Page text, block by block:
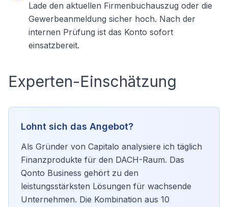
Lade den aktuellen Firmenbuchauszug oder die
Gewerbeanmeldung sicher hoch. Nach der
internen Prüfung ist das Konto sofort
einsatzbereit.
Experten-Einschätzung
Lohnt sich das Angebot?
Als Gründer von Capitalo analysiere ich täglich
Finanzprodukte für den DACH-Raum. Das
Qonto Business gehört zu den
leistungsstärksten Lösungen für wachsende
Unternehmen. Die Kombination aus 10